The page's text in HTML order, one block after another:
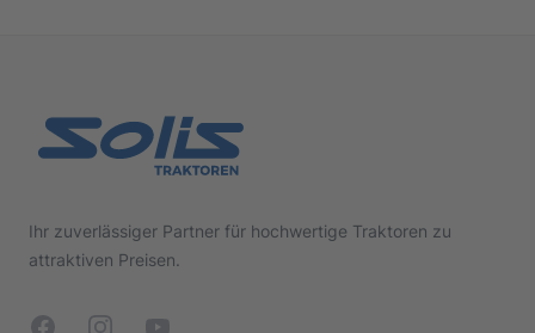
Ihr zuverlässiger Partner für hochwertige Traktoren zu
attraktiven Preisen.
FacebookInstagramYouTube